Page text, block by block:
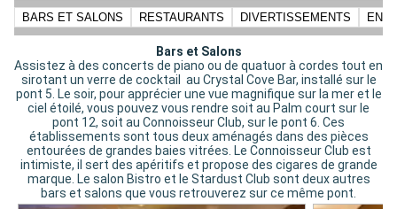
BARS ET SALONS RESTAURANTS DIVERTISSEMENTS
Bars et Salons
Assistez à des concerts de piano ou de quatuor à cordes tout en
sirotant un verre de cocktail au Crystal Cove Bar, installé sur le
pont 5. Le soir, pour apprécier une vue magnifique sur la mer et le
ciel étoilé, vous pouvez vous rendre soit au Palm court sur le
pont 12, soit au Connoisseur Club, sur le pont 6. Ces
établissements sont tous deux aménagés dans des pièces
entourées de grandes baies vitrées. Le Connoisseur Club est
intimiste, il sert des apéritifs et propose des cigares de grande
marque. Le salon Bistro et le Stardust Club sont deux autres
bars et salons que vous retrouverez sur ce même pont.